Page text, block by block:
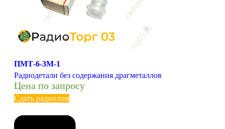
ПМТ-6-3М-1
Радиодетали без содержания драгметаллов
Цена по запросу
Сдать радиолом